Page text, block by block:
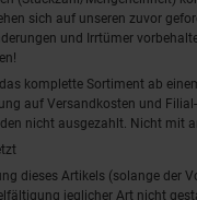
sich auf unseren zuvor
und Irrtümer
komplette Sortiment ab
auf Versandkosten und
nicht ausgezahlt. Nicht mit
dieses Artikels (solange
jeglicher Art nicht